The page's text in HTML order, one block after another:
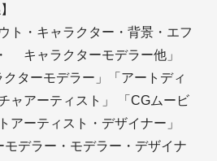
ト・キャラクター・背景・エフ
キャラクターモデラー他」
クターモデラー」「アートディ
ャアーティスト」 「CGムービ
アーティスト・デザイナー」
モデラー・モデラー・デザイナ